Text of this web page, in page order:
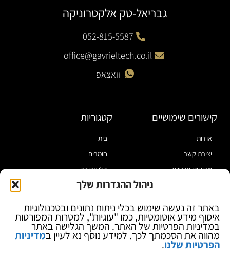
ניהול ההגדרות שלך
באתר זה נעשה שימוש בכלי ניתוח נתונים ובטכנולוגיות
איסוף מידע אוטומטיות, כמו "עוגיות", למטרות המפורטות
במדיניות הפרטיות של האתר. המשך הגלישה באתר
מהווה את הסכמתך לכך. למידע נוסף נא לעיין במדיניות
הפרטיות שלנו.
גבריאל-טק אלקטרוניקה
052-815-5587
office@gavrieltech.co.il
וואצאפ
קישורים שימושיים
אודות
יצירת קשר
מדיניות פרטיות
בלוג
קטגוריות
בית
חומרים
כלי עבודה
מוצרי הלחמה
ספקי כח ומודדים
ציוד אופטי להגדלה